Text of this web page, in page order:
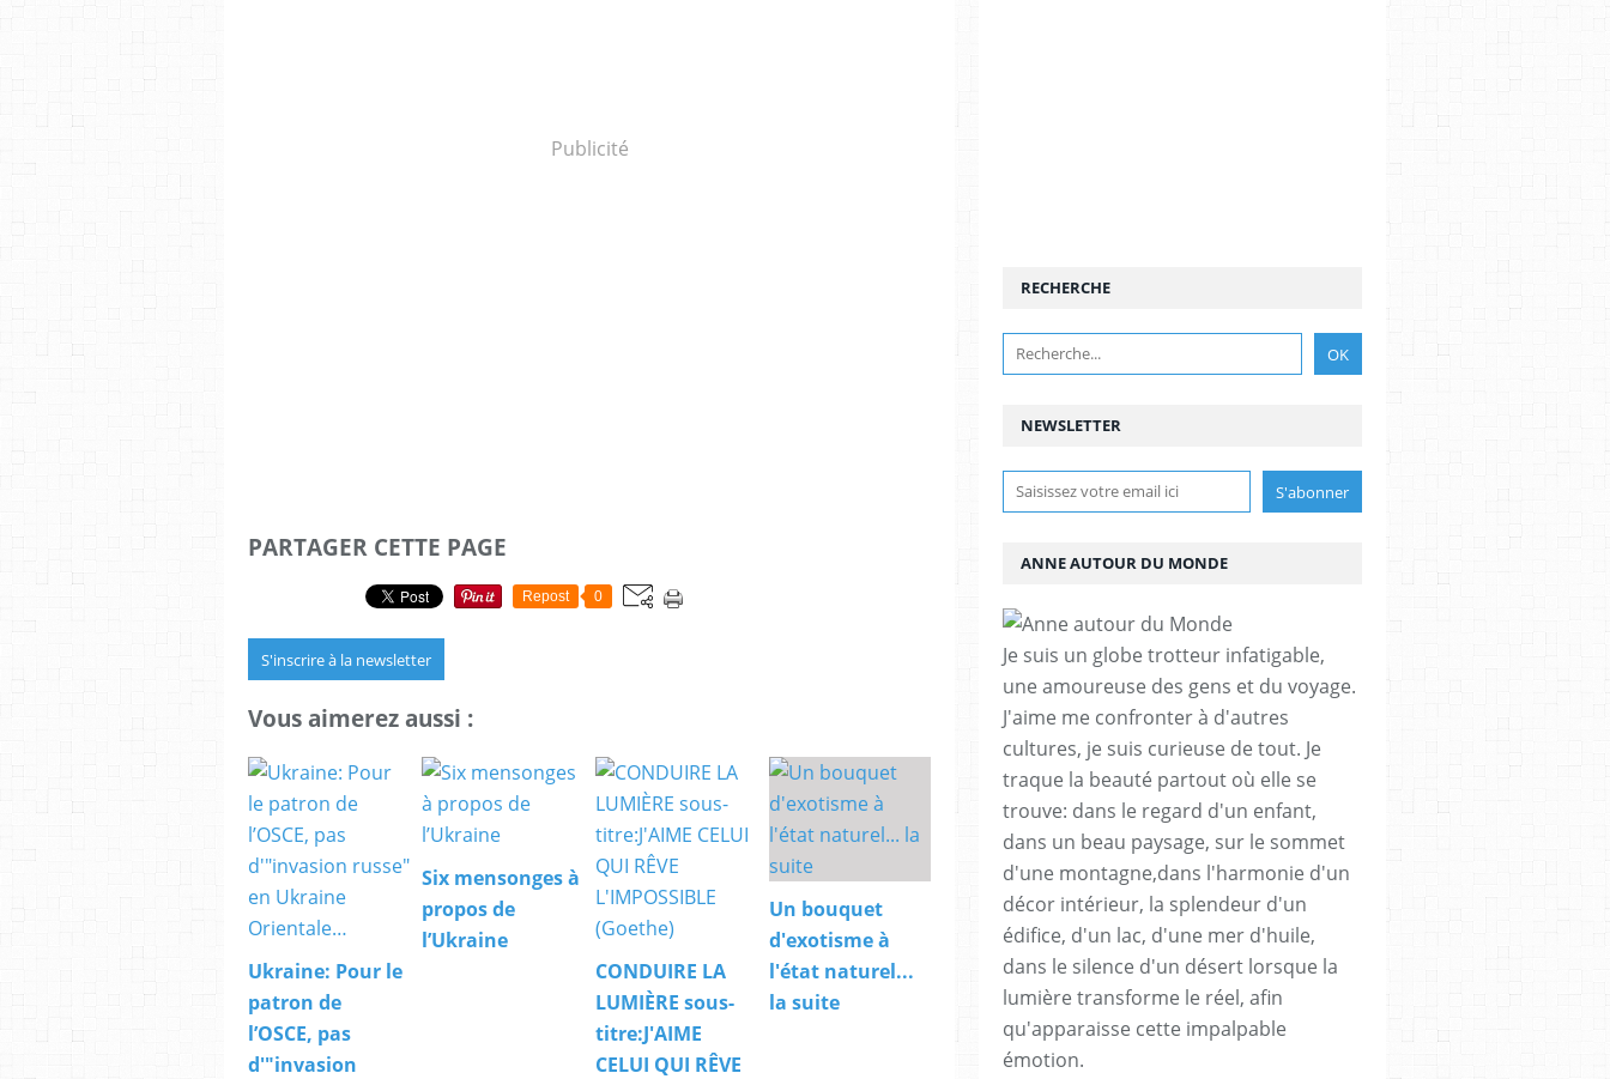
Publicité
PARTAGER CETTE PAGE
Repost 0
S'inscrire à la newsletter
Vous aimerez aussi :
Ukraine: Pour le
patron de
l’OSCE, pas
d'"invasion
Six mensonges à
propos de
l’Ukraine
CONDUIRE LA
LUMIÈRE sous-
titre:J'AIME
CELUI QUI RÊVE
Un bouquet
d'exotisme à
l'état naturel...
la suite
NEWSLETTER
RECHERCHE
ANNE AUTOUR DU MONDE
Je suis un globe trotteur infatigable,
une amoureuse des gens et du voyage.
J'aime me confronter à d'autres
cultures, je suis curieuse de tout. Je
traque la beauté partout où elle se
trouve: dans le regard d'un enfant,
dans un beau paysage, sur le sommet
d'une montagne,dans l'harmonie d'un
décor intérieur, la splendeur d'un
édifice, d'un lac, d'une mer d'huile,
dans le silence d'un désert lorsque la
lumière transforme le réel, afin
qu'apparaisse cette impalpable
émotion.